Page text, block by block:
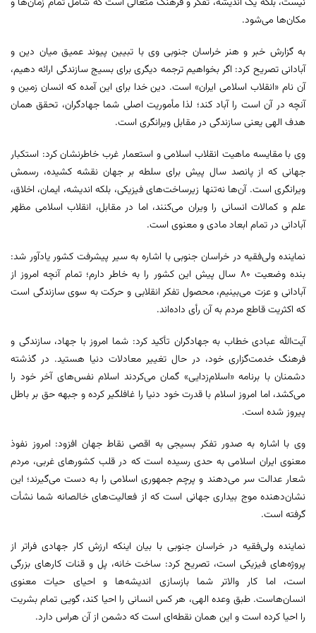
مکان‌ها می‌شود.
به گزارش خبر و هنر خراسان جنوبی وی با تبیین پیوند عمیق میان دین و
آبادانی تصریح کرد: اگر بخواهیم ترجمه دیگری برای بسیج سازندگی ارائه دهیم،
آن نام «انقلاب اسلامی ایران» است. دین خدا برای این آمده که انسان زمین و
آنچه در آن است را آباد کند؛ لذا مأموریت اصلی شما جهادگران، تحقق همان
هدف الهی یعنی سازندگی در مقابل ویرانگری است.
وی با مقایسه ماهیت انقلاب اسلامی و استعمار غرب خاطرنشان کرد: استکبار
جهانی که از پانصد سال پیش برای سلطه بر جهان نقشه کشیده، رسمش
ویرانگری است. آن‌ها نه‌تنها زیرساخت‌های فیزیکی، بلکه اندیشه، ایمان، اخلاق،
علم و کمالات انسانی را ویران می‌کنند، اما در مقابل، انقلاب اسلامی مظهر
آبادانی در تمام ابعاد مادی و معنوی است.
نماینده ولی‌فقیه در خراسان جنوبی با اشاره به سیر پیشرفت کشور یادآور شد:
بنده وضعیت 80 سال پیش این کشور را به خاطر دارم؛ تمام آنچه امروز از
آبادانی و عزت می‌بینیم، محصول تفکر انقلابی و حرکت به سوی سازندگی است
که اکثریت قاطع مردم به آن رأی داده‌اند.
آیت‌الله عبادی خطاب به جهادگران تأکید کرد: شما امروز با جهاد، سازندگی و
فرهنگ خدمت‌گزاری خود، در حال تغییر معادلات دنیا هستید. در گذشته
دشمنان با برنامه «اسلام‌زدایی» گمان می‌کردند اسلام نفس‌های آخر خود را
می‌کشد، اما امروز اسلام با قدرت خود دنیا را غافلگیر کرده و جبهه حق بر باطل
پیروز شده است.
وی با اشاره به صدور تفکر بسیجی به اقصی نقاط جهان افزود: امروز نفوذ
معنوی ایران اسلامی به حدی رسیده است که در قلب کشورهای غربی، مردم
شعار عدالت سر می‌دهند و پرچم جمهوری اسلامی را به دست می‌گیرند؛ این
نشان‌دهنده موج بیداری جهانی است که از فعالیت‌های خالصانه شما نشأت
گرفته است.
نماینده ولی‌فقیه در خراسان جنوبی با بیان اینکه ارزش کار جهادی فراتر از
پروژه‌های فیزیکی است، تصریح کرد: ساخت خانه، پل و قنات کارهای بزرگی
است، اما کار والاتر شما بازسازی اندیشه‌ها و احیای حیات معنوی
انسان‌هاست. طبق وعده الهی، هر کس انسانی را احیا کند، گویی تمام بشریت
را احیا کرده است و این همان نقطه‌ای است که دشمن از آن هراس دارد.